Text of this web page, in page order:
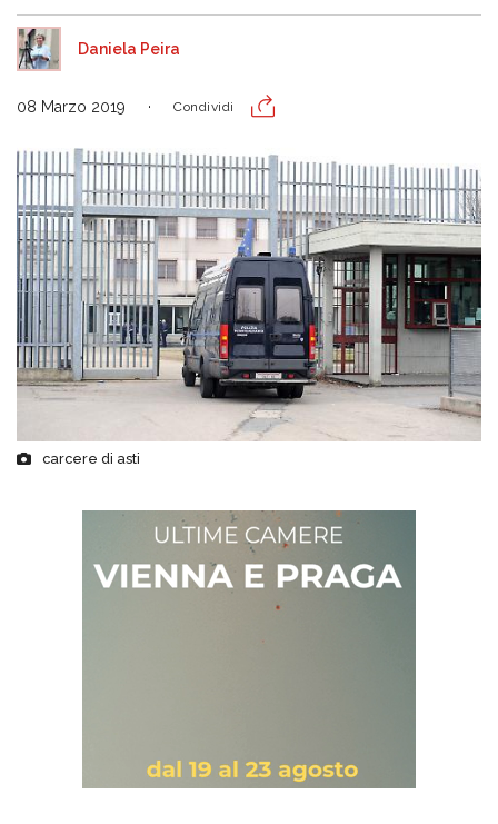
Daniela Peira
08 Marzo 2019 Condividi
carcere di asti